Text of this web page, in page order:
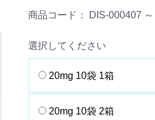
商品コード： DIS-000407
選択してください
20mg 10袋 1箱
20mg 10袋 2箱